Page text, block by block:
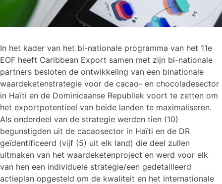
In het kader van het bi-nationale programma van het 11e
EOF heeft Caribbean Export samen met zijn bi-nationale
partners besloten de ontwikkeling van een binationale
waardeketenstrategie voor de cacao- en chocoladesector
in Haïti en de Dominicaanse Republiek voort te zetten om
het exportpotentieel van beide landen te maximaliseren.
Als onderdeel van de strategie werden tien (10)
begunstigden uit de cacaosector in Haïti en de DR
geïdentificeerd (vijf (5) uit elk land) die deel zullen
uitmaken van het waardeketenproject en werd voor elk
van hen een individuele strategie/een gedetailleerd
actieplan opgesteld om de kwaliteit en het internationale